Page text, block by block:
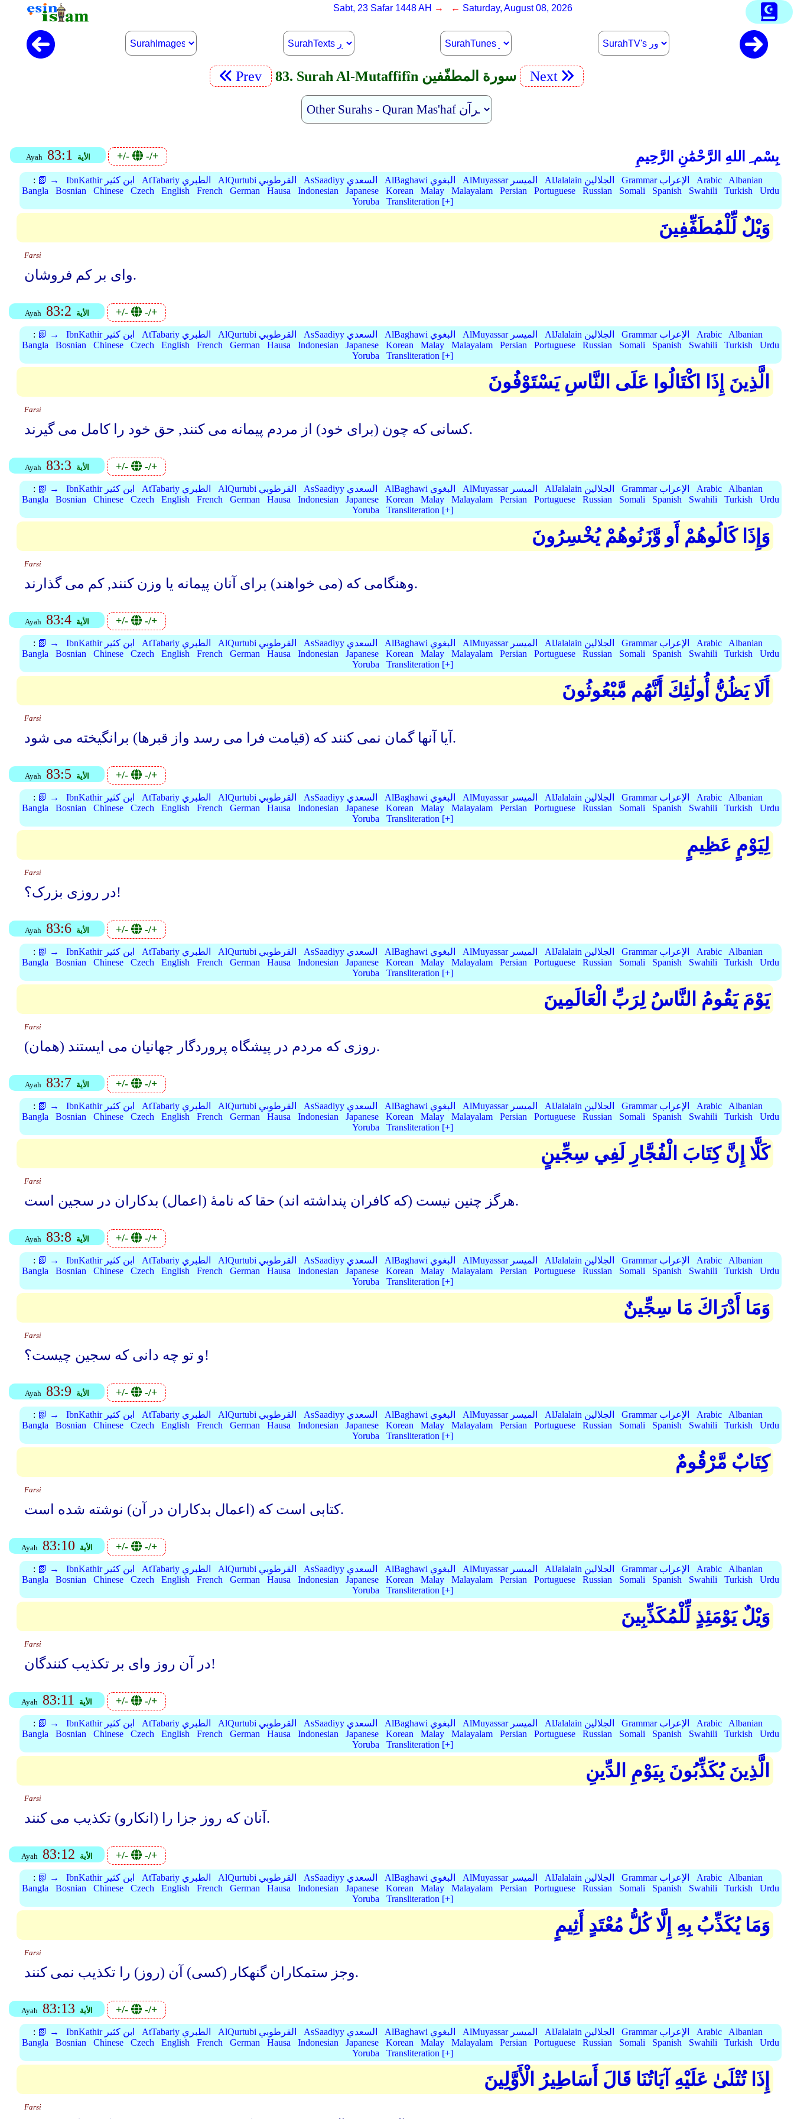
Sabt, 23 Safar 1448 AH → ← Saturday, August 08, 2026
Prev 83. Surah Al-Mutaffifîn سورة المطفّفين Next
Ayah 83:1 الأية +/- -/+ بِسْم ِ اللهِ الرَّحْمَٰنِ الرَّحِيمِ
: 📗 → IbnKathir ابن كثير AtTabariy الطبري AlQurtubi القرطوبي AsSaadiyy السعدي AlBaghawi البغوي AlMuyassar الميسر AlJalalain الجلالين Grammar الإعراب Arabic
Albanian
Bangla
Bosnian Chinese Czech English French German Hausa Indonesian Japanese Korean Malay Malayalam Persian Portuguese Russian Somali Spanish Swahili Turkish
Urdu
Yoruba
Transliteration [+]
وَيْلٌ لِّلْمُطَفِّفِينَ
Farsi
وای بر کم فروشان.
Ayah 83:2 الأية +/- -/+
: 📗 → IbnKathir ابن كثير AtTabariy الطبري AlQurtubi القرطوبي AsSaadiyy السعدي AlBaghawi البغوي AlMuyassar الميسر AlJalalain الجلالين Grammar الإعراب Arabic
Albanian
Bangla
Bosnian Chinese Czech English French German Hausa Indonesian Japanese Korean Malay Malayalam Persian Portuguese Russian Somali Spanish Swahili Turkish
Urdu
Yoruba
Transliteration [+]
الَّذِينَ إِذَا اكْتَالُوا عَلَى النَّاسِ يَسْتَوْفُونَ
Farsi
کسانی که چون (برای خود) از مردم پیمانه می کنند, حق خود را کامل می گیرند.
Ayah 83:3 الأية +/- -/+
: 📗 → IbnKathir ابن كثير AtTabariy الطبري AlQurtubi القرطوبي AsSaadiyy السعدي AlBaghawi البغوي AlMuyassar الميسر AlJalalain الجلالين Grammar الإعراب Arabic
Albanian
Bangla
Bosnian Chinese Czech English French German Hausa Indonesian Japanese Korean Malay Malayalam Persian Portuguese Russian Somali Spanish Swahili Turkish
Urdu
Yoruba
Transliteration [+]
وَإِذَا كَالُوهُمْ أَو وَّزَنُوهُمْ يُخْسِرُونَ
Farsi
وهنگامی که (می خواهند) برای آنان پیمانه یا وزن کنند, کم می گذارند.
Ayah 83:4 الأية +/- -/+
: 📗 → IbnKathir ابن كثير AtTabariy الطبري AlQurtubi القرطوبي AsSaadiyy السعدي AlBaghawi البغوي AlMuyassar الميسر AlJalalain الجلالين Grammar الإعراب Arabic
Albanian
Bangla
Bosnian Chinese Czech English French German Hausa Indonesian Japanese Korean Malay Malayalam Persian Portuguese Russian Somali Spanish Swahili Turkish
Urdu
Yoruba
Transliteration [+]
أَلَا يَظُنُّ أُولَٰئِكَ أَنَّهُم مَّبْعُوثُونَ
Farsi
آیا آنها گمان نمی کنند که (قیامت فرا می رسد واز قبرها) برانگیخته می شود.
Ayah 83:5 الأية +/- -/+
: 📗 → IbnKathir ابن كثير AtTabariy الطبري AlQurtubi القرطوبي AsSaadiyy السعدي AlBaghawi البغوي AlMuyassar الميسر AlJalalain الجلالين Grammar الإعراب Arabic
Albanian
Bangla
Bosnian Chinese Czech English French German Hausa Indonesian Japanese Korean Malay Malayalam Persian Portuguese Russian Somali Spanish Swahili Turkish
Urdu
Yoruba
Transliteration [+]
لِيَوْمٍ عَظِيمٍ
Farsi
در روزی بزرک؟!
Ayah 83:6 الأية +/- -/+
: 📗 → IbnKathir ابن كثير AtTabariy الطبري AlQurtubi القرطوبي AsSaadiyy السعدي AlBaghawi البغوي AlMuyassar الميسر AlJalalain الجلالين Grammar الإعراب Arabic
Albanian
Bangla
Bosnian Chinese Czech English French German Hausa Indonesian Japanese Korean Malay Malayalam Persian Portuguese Russian Somali Spanish Swahili Turkish
Urdu
Yoruba
Transliteration [+]
يَوْمَ يَقُومُ النَّاسُ لِرَبِّ الْعَالَمِينَ
Farsi
(همان) روزی که مردم در پیشگاه پروردگار جهانیان می ایستند.
Ayah 83:7 الأية +/- -/+
: 📗 → IbnKathir ابن كثير AtTabariy الطبري AlQurtubi القرطوبي AsSaadiyy السعدي AlBaghawi البغوي AlMuyassar الميسر AlJalalain الجلالين Grammar الإعراب Arabic
Albanian
Bangla
Bosnian Chinese Czech English French German Hausa Indonesian Japanese Korean Malay Malayalam Persian Portuguese Russian Somali Spanish Swahili Turkish
Urdu
Yoruba
Transliteration [+]
كَلَّا إِنَّ كِتَابَ الْفُجَّارِ لَفِي سِجِّينٍ
Farsi
هرگز چنین نیست (که کافران پنداشته اند) حقا که نامۀ (اعمال) بدکاران در سجین است.
Ayah 83:8 الأية +/- -/+
: 📗 → IbnKathir ابن كثير AtTabariy الطبري AlQurtubi القرطوبي AsSaadiyy السعدي AlBaghawi البغوي AlMuyassar الميسر AlJalalain الجلالين Grammar الإعراب Arabic
Albanian
Bangla
Bosnian Chinese Czech English French German Hausa Indonesian Japanese Korean Malay Malayalam Persian Portuguese Russian Somali Spanish Swahili Turkish
Urdu
Yoruba
Transliteration [+]
وَمَا أَدْرَاكَ مَا سِجِّينٌ
Farsi
و تو چه دانی که سجین چیست؟!
Ayah 83:9 الأية +/- -/+
: 📗 → IbnKathir ابن كثير AtTabariy الطبري AlQurtubi القرطوبي AsSaadiyy السعدي AlBaghawi البغوي AlMuyassar الميسر AlJalalain الجلالين Grammar الإعراب Arabic
Albanian
Bangla
Bosnian Chinese Czech English French German Hausa Indonesian Japanese Korean Malay Malayalam Persian Portuguese Russian Somali Spanish Swahili Turkish
Urdu
Yoruba
Transliteration [+]
كِتَابٌ مَّرْقُومٌ
Farsi
کتابی است که (اعمال بدکاران در آن) نوشته شده است.
Ayah 83:10 الأية +/- -/+
: 📗 → IbnKathir ابن كثير AtTabariy الطبري AlQurtubi القرطوبي AsSaadiyy السعدي AlBaghawi البغوي AlMuyassar الميسر AlJalalain الجلالين Grammar الإعراب Arabic
Albanian
Bangla
Bosnian Chinese Czech English French German Hausa Indonesian Japanese Korean Malay Malayalam Persian Portuguese Russian Somali Spanish Swahili Turkish
Urdu
Yoruba
Transliteration [+]
وَيْلٌ يَوْمَئِذٍ لِّلْمُكَذِّبِينَ
Farsi
در آن روز وای بر تکذیب کنندگان!
Ayah 83:11 الأية +/- -/+
: 📗 → IbnKathir ابن كثير AtTabariy الطبري AlQurtubi القرطوبي AsSaadiyy السعدي AlBaghawi البغوي AlMuyassar الميسر AlJalalain الجلالين Grammar الإعراب Arabic
Albanian
Bangla
Bosnian Chinese Czech English French German Hausa Indonesian Japanese Korean Malay Malayalam Persian Portuguese Russian Somali Spanish Swahili Turkish
Urdu
Yoruba
Transliteration [+]
الَّذِينَ يُكَذِّبُونَ بِيَوْمِ الدِّينِ
Farsi
آنان که روز جزا را (انکارو) تکذیب می کنند.
Ayah 83:12 الأية +/- -/+
: 📗 → IbnKathir ابن كثير AtTabariy الطبري AlQurtubi القرطوبي AsSaadiyy السعدي AlBaghawi البغوي AlMuyassar الميسر AlJalalain الجلالين Grammar الإعراب Arabic
Albanian
Bangla
Bosnian Chinese Czech English French German Hausa Indonesian Japanese Korean Malay Malayalam Persian Portuguese Russian Somali Spanish Swahili Turkish
Urdu
Yoruba
Transliteration [+]
وَمَا يُكَذِّبُ بِهِ إِلَّا كُلُّ مُعْتَدٍ أَثِيمٍ
Farsi
وجز ستمکاران گنهکار (کسی) آن (روز) را تکذیب نمی کنند.
Ayah 83:13 الأية +/- -/+
: 📗 → IbnKathir ابن كثير AtTabariy الطبري AlQurtubi القرطوبي AsSaadiyy السعدي AlBaghawi البغوي AlMuyassar الميسر AlJalalain الجلالين Grammar الإعراب Arabic
Albanian
Bangla
Bosnian Chinese Czech English French German Hausa Indonesian Japanese Korean Malay Malayalam Persian Portuguese Russian Somali Spanish Swahili Turkish
Urdu
Yoruba
Transliteration [+]
إِذَا تُتْلَىٰ عَلَيْهِ آيَاتُنَا قَالَ أَسَاطِيرُ الْأَوَّلِينَ
Farsi